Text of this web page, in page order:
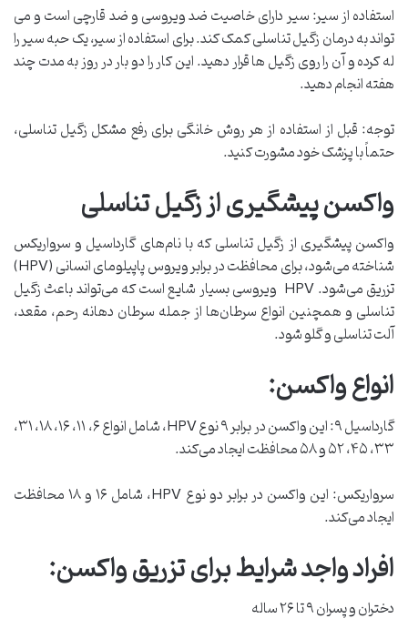
استفاده از سیر: سیر دارای خاصیت ضد ویروسی و ضد قارچی است و می
تواند به درمان زگیل تناسلی کمک کند. برای استفاده از سیر، یک حبه سیر را
له کرده و آن را روی زگیل ها قرار دهید. این کار را دو بار در روز به مدت چند
هفته انجام دهید.
توجه: قبل از استفاده از هر روش خانگی برای رفع مشکل زگیل تناسلی،
حتماً با پزشک خود مشورت کنید.
واکسن پیشگیری از زگیل تناسلی
واکسن پیشگیری از زگیل تناسلی که با نام‌های گارداسیل و سرواریکس
شناخته می‌شود، برای محافظت در برابر ویروس پاپیلومای انسانی (HPV)
تزریق می‌شود. HPV ویروسی بسیار شایع است که می‌تواند باعث زگیل
تناسلی و همچنین انواع سرطان‌ها از جمله سرطان دهانه رحم، مقعد،
آلت تناسلی و گلو شود.
انواع واکسن:
گارداسیل ۹: این واکسن در برابر ۹ نوع HPV، شامل انواع ۶، ۱۱، ۱۶، ۱۸، ۳۱،
۳۳، ۴۵، ۵۲ و ۵۸ محافظت ایجاد می‌کند.
سرواریکس: این واکسن در برابر دو نوع HPV، شامل ۱۶ و ۱۸ محافظت
ایجاد می‌کند.
افراد واجد شرایط برای تزریق واکسن:
دختران و پسران ۹ تا ۲۶ ساله